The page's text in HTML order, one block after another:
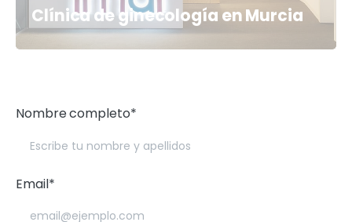
Clínica de ginecología en Murcia
Nombre completo*
Email*